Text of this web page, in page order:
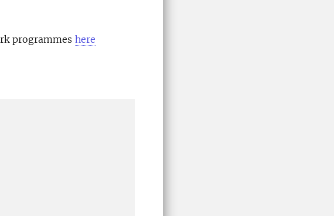
programmes here